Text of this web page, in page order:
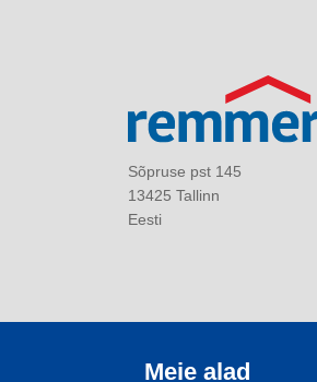
Sõpruse pst 145
13425 Tallinn
Eesti
Meie alad